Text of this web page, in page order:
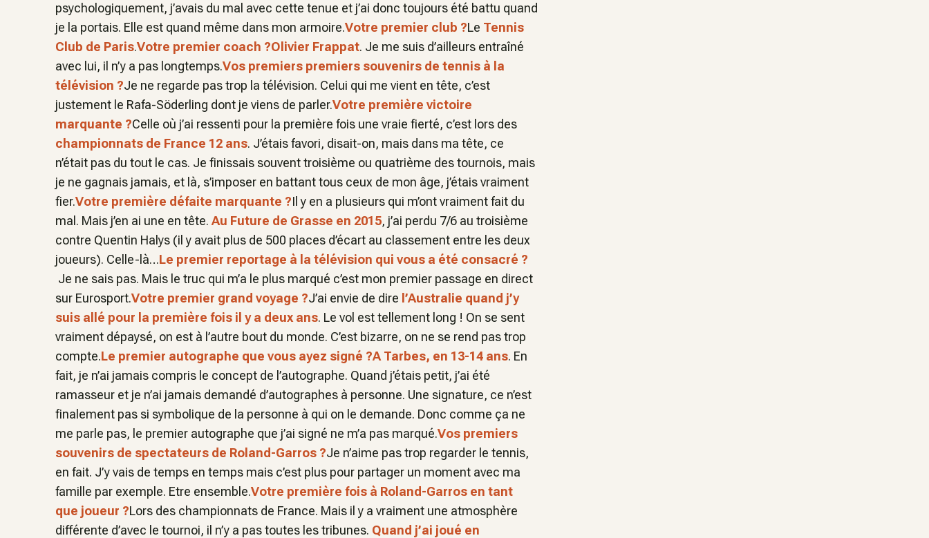
psychologiquement, j’avais du mal avec cette tenue et j’ai donc toujours été battu quand
je la portais. Elle est quand même dans mon armoire.Votre premier club ?Le Tennis
Club de Paris.Votre premier coach ?Olivier Frappat. Je me suis d’ailleurs entraîné
avec lui, il n’y a pas longtemps.Vos premiers premiers souvenirs de tennis à la
télévision ?Je ne regarde pas trop la télévision. Celui qui me vient en tête, c’est
justement le Rafa-Söderling dont je viens de parler.Votre première victoire
marquante ?Celle où j’ai ressenti pour la première fois une vraie fierté, c’est lors des
championnats de France 12 ans. J’étais favori, disait-on, mais dans ma tête, ce
n’était pas du tout le cas. Je finissais souvent troisième ou quatrième des tournois, mais
je ne gagnais jamais, et là, s’imposer en battant tous ceux de mon âge, j’étais vraiment
fier.Votre première défaite marquante ?Il y en a plusieurs qui m’ont vraiment fait du
mal. Mais j’en ai une en tête. Au Future de Grasse en 2015, j’ai perdu 7/6 au troisième
contre Quentin Halys (il y avait plus de 500 places d’écart au classement entre les deux
joueurs). Celle-là…Le premier reportage à la télévision qui vous a été consacré ?
Je ne sais pas. Mais le truc qui m’a le plus marqué c’est mon premier passage en direct
sur Eurosport.Votre premier grand voyage ?J’ai envie de dire l’Australie quand j’y
suis allé pour la première fois il y a deux ans. Le vol est tellement long ! On se sent
vraiment dépaysé, on est à l’autre bout du monde. C’est bizarre, on ne se rend pas trop
compte.Le premier autographe que vous ayez signé ?A Tarbes, en 13-14 ans. En
fait, je n’ai jamais compris le concept de l’autographe. Quand j’étais petit, j’ai été
ramasseur et je n’ai jamais demandé d’autographes à personne. Une signature, ce n’est
finalement pas si symbolique de la personne à qui on le demande. Donc comme ça ne
me parle pas, le premier autographe que j’ai signé ne m’a pas marqué.Vos premiers
souvenirs de spectateurs de Roland-Garros ?Je n’aime pas trop regarder le tennis,
en fait. J’y vais de temps en temps mais c’est plus pour partager un moment avec ma
famille par exemple. Etre ensemble.Votre première fois à Roland-Garros en tant
que joueur ?Lors des championnats de France. Mais il y a vraiment une atmosphère
différente d’avec le tournoi, il n’y a pas toutes les tribunes. Quand j’ai joué en